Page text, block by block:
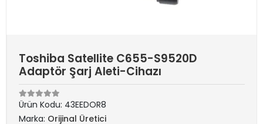
Toshiba Satellite C655-S9520D
Adaptör Şarj Aleti-Cihazı
Ürün Kodu: 43EEDOR8
Marka: Orijinal Üretici